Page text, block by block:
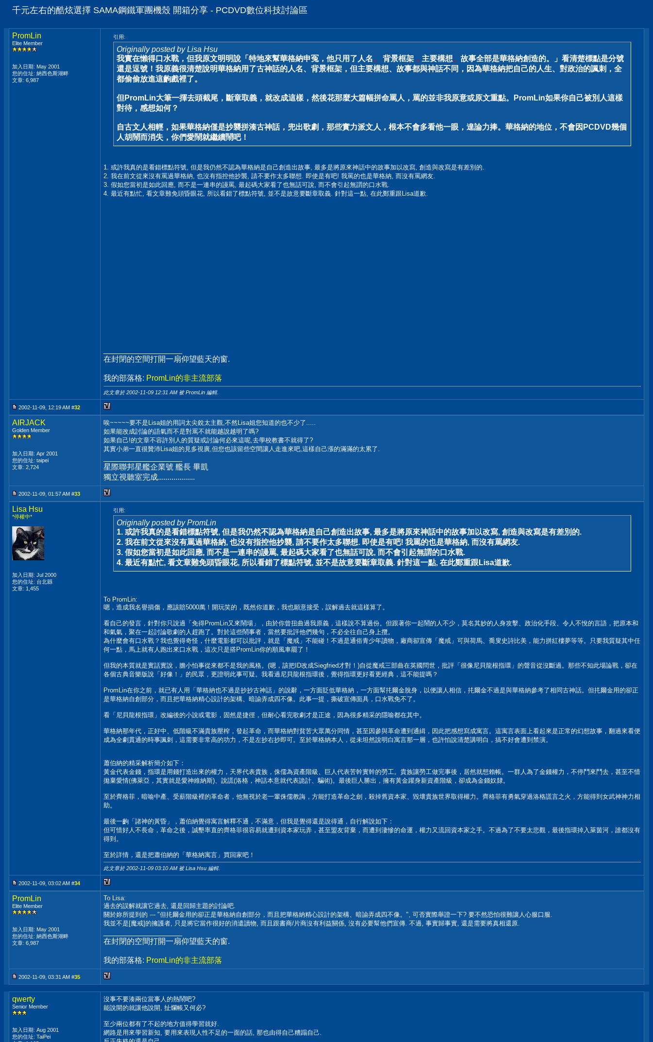
千元左右的酷炫選擇 SAMA鋼鐵軍團機殼 開箱分享 - PCDVD數位科技討論區
PromLin
Elite Member
加入日期: May 2001
您的住址: 納西色斯湖畔
文章: 6,987
引用:
Originally posted by Lisa Hsu
我實在懶得口水戰，但我原文明明說「特地來幫華格納申冤，他只用了人名、 背景框架 ， 主要構想、 故事全部是華格納創造的。」看清楚標點是分號
還是逗號！我原義很清楚說明華格納用了古神話的人名、背景框架，但主要構想、故事都與神話不同，因為華格納把自己的人生、對政治的諷刺，全
都偷偷放進這齣戲裡了。
但PromLin大筆一揮去頭截尾，斷章取義，就改成這樣，然後花那麼大篇幅拼命罵人，罵的並非我原意或原文重點。PromLin如果你自己被別人這樣
對待，感想如何？
自古文人相輕，如果華格納僅是抄襲拼湊古神話，兜出歌劇，那些實力派文人，根本不會多看他一眼，遑論力捧。華格納的地位，不會因PCDVD幾個
人胡鬧而消失，你們愛鬧就繼續鬧吧！
1. 或許我真的是看錯標點符號, 但是我仍然不認為華格納是自己創造出故事, 最多是將原來神話中的故事加以改寫, 創造與改寫是有差別的.
2. 我在前文從來沒有罵過華格納, 也沒有指控他抄襲, 請不要作太多聯想. 即使是有吧! 我罵的也是華格納, 而沒有罵網友.
3. 假如您當初是如此回應, 而不是一連串的謾罵, 最起碼大家看了也無話可說, 而不會引起無謂的口水戰.
4. 最近有點忙, 看文章難免頭昏眼花, 所以看錯了標點符號, 並不是故意要斷章取義. 針對這一點, 在此鄭重跟Lisa道歉.
在封閉的空間打開一扇仰望藍天的窗.
我的部落格: PromLin的非主流部落
此文章於 2002-11-09 12:31 AM 被 PromLin 編輯.
2002-11-09, 12:19 AM #32
AIRJACK
Golden Member
加入日期: Apr 2001
您的住址: taipei
文章: 2,724
唉~~~~~要不是Lisa姐的用詞太尖銳太主觀,不然Lisa姐您知道的也不少了.....
如果能改成討論的語氣而不是對罵不就能越說越明了嗎?
如果自己!的文章不容許別人的質疑或討論何必來這呢,去學校教書不就得了?
其實小弟一直很贊沛Lisa姐的見多視廣,但您也該留些空間讓人走進來吧,這樣自己漲的滿滿的太累了.
星際聯邦星艦企業號 艦長 畢凱
獨立視聽室完成...................
2002-11-09, 01:57 AM #33
Lisa Hsu
*停權中*
加入日期: Jul 2000
您的住址: 台北縣
文章: 1,455
引用:
Originally posted by PromLin
1. 或許我真的是看錯標點符號, 但是我仍然不認為華格納是自己創造出故事, 最多是將原來神話中的故事加以改寫, 創造與改寫是有差別的.
2. 我在前文從來沒有罵過華格納, 也沒有指控他抄襲, 請不要作太多聯想. 即使是有吧! 我罵的也是華格納, 而沒有罵網友.
3. 假如您當初是如此回應, 而不是一連串的謾罵, 最起碼大家看了也無話可說, 而不會引起無謂的口水戰.
4. 最近有點忙, 看文章難免頭昏眼花, 所以看錯了標點符號, 並不是故意要斷章取義. 針對這一點, 在此鄭重跟Lisa道歉.
To PromLin:
嗯，造成我名譽損傷，應該賠5000萬！開玩笑的，既然你道歉，我也願意接受，誤解過去就這樣算了。
看自己的發言，針對你只說過「免得PromLin又來鬧場」，由於你曾扭曲過我原義，這樣說不算過份。但跟著你一起鬧的人不少，莫名其妙的人身攻擊、政治化手段、令人不悅的言語，把原本和
和氣氣，聚在一起討論歌劇的人趕跑了。對於這些鬧事者，當然要批評他們幾句，不必全往自己身上攬。
為什麼會有口水戰？我也覺得奇怪，什麼電影都可以批評，就是「魔戒」不能碰！不過是通俗青少年讀物，廠商卻宣傳「魔戒」可與荷馬、喬叟史詩比美，能力拼紅樓夢等等。只要我質疑其中任
何一點，馬上就有人跑出來口水戰，這次只是搭PromLin你的順風車罷了！
但我的本質就是實話實說，膽小怕事從來都不是我的風格。(嗯，該把ID改成Siegfried才對！)自從魔戒三部曲在英國問世，批評「很像尼貝龍根指環」的聲音從沒斷過。那些不知此場論戰，卻在
各個古典音樂版說「好像！」的民眾，更證明此事可疑。我看過尼貝龍根指環後，覺得指環更好看更經典，這不能提嗎？
PromLin在你之前，就已有人用「華格納也不過是抄抄古神話」的說辭，一方面貶低華格納，一方面幫扥爾金脫身，以便讓人相信，扥爾金不過是與華格納參考了相同古神話。但扥爾金用的卻正
是華格納自創部分，而且把華格納精心設計的架構、暗諭弄成四不像。此事一提，撕破宣傳面具，口水戰免不了。
看「尼貝龍根指環」改編後的小說或電影，固然是捷徑，但耐心看完歌劇才是正途，因為很多精采的隱喻都在其中。
華格納那年代，正好中、低階級不滿貴族壓榨，發起革命，而華格納對貧苦大眾萬分同情，甚至因參與革命遭到通緝，因此把感想寫成寓言。這寓言表面上看起來是正常的幻想故事，翻過來看便
成為全劇貫通的時事諷刺，這需要非常高的功力，不是左抄右抄即可。至於華格納本人，從未坦然說明白寓言那一層，也許怕說清楚講明白，搞不好會遭到禁演。
蕭伯納的精采解析簡介如下：
黃金代表金錢，指環是用錢打造出來的權力，天界代表貴族，侏儒為資產階級、巨人代表苦幹實幹的勞工。貴族讓勞工做完事後，居然就想賴帳。一群人為了金錢權力，不停鬥來鬥去，甚至不惜
拋棄愛情(佛萊亞，其實就是愛神維納斯)、說謊(洛格，神話本意就代表詭計、騙術)。最後巨人勝出，擁有黃金躍身新資產階級，卻成為金錢奴隸。
至於齊格菲，暗喻中產、受薪階級裡的革命者，他無視於老一輩侏儒教誨，方能打造革命之劍，殺掉舊資本家、毀壞貴族世界取得權力。齊格菲有勇氣穿過洛格謊言之火，方能得到女武神神力相
助。
最後一齣「諸神的黃昏」，蕭伯納覺得寓言解釋不通，不滿意，但我是覺得還是說得通，自行解說如下：
但可惜好人不長命，革命之後，誠墾率直的齊格菲很容易就遭到資本家玩弄，甚至盟友背棄，而遭到淒慘的命運，權力又流回資本家之手。不過為了不要太悲觀，最後指環掉入萊茵河，誰都沒有
得到。
至於詳情，還是把蕭伯納的「華格納寓言」買回家吧！
此文章於 2002-11-09 03:10 AM 被 Lisa Hsu 編輯.
2002-11-09, 03:02 AM #34
PromLin
Elite Member
加入日期: May 2001
您的住址: 納西色斯湖畔
文章: 6,987
To Lisa:
過去的誤解就讓它過去, 還是回歸主題的討論吧.
關於妳所提到的 --- "但扥爾金用的卻正是華格納自創部分，而且把華格納精心設計的架構、暗諭弄成四不像。", 可否實際舉證一下? 要不然恐怕很難讓人心服口服.
我並不是[魔戒]的擁護者, 只是將它當作很好的消遣讀物, 而且跟書商/片商沒有利益關係, 沒有必要幫他們宣傳. 不過, 事實歸事實, 還是需要將真相還原.
在封閉的空間打開一扇仰望藍天的窗.
我的部落格: PromLin的非主流部落
2002-11-09, 03:31 AM #35
qwerty
Senior Member
加入日期: Aug 2001
您的住址: TaiPei
沒事不要湊兩位當事人的熱鬧吧?
能說開的就讓他說開, 扯爛帳又何必?
至少兩位都有了不起的地方值得學習就好.
網路是用來學習新知, 要用來表現人性不足的一面的話, 那也由得自己糟蹋自己.